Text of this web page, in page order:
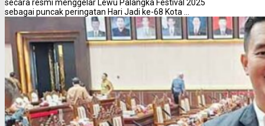
secara resmi menggelar Lewu Palangka Festival 2025
sebagai puncak peringatan Hari Jadi ke-68 Kota ...